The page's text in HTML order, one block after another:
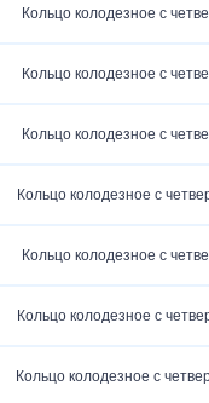
Кольцо колодезное с
Кольцо колодезное с
Кольцо колодезное с
Кольцо колодезное с
Кольцо колодезное с
Кольцо колодезное с
Кольцо колодезное с